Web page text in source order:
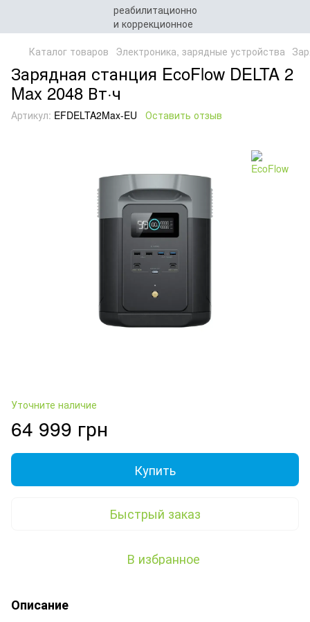
Каталог товаров Электроника, зарядные устройства
Зарядная станция EcoFlow DELTA 2
Max 2048 Вт·ч
Артикул: EFDELTA2Max-EU Оставить отзыв
Уточните наличие
64 999 грн
Купить
Быстрый заказ
В избранное
Описание